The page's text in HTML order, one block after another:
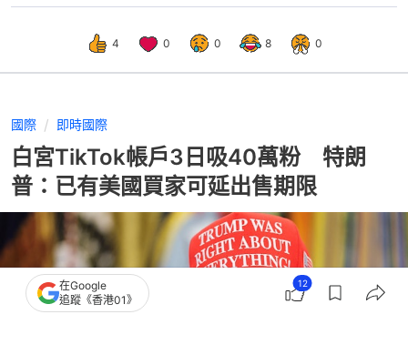
4 0 0 8 0
國際 即時國際
白宮TikTok帳戶3日吸40萬粉 特朗
普：已有美國買家可延出售期限
在Google
追蹤《香港01》
12